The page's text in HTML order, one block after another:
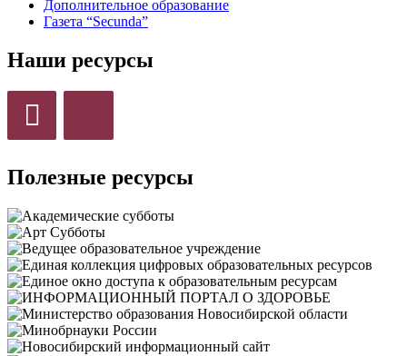
Дополнительное образование
Газета “Secunda”
Наши ресурсы
Полезные ресурсы